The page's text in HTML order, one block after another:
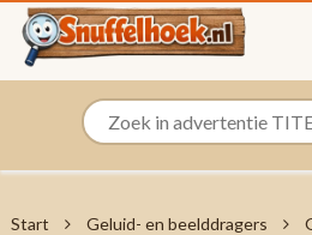
Start Geluid- en beelddragers